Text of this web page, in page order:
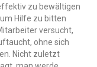
zu bewältigen
Hilfe zu bitten
versucht,
ohne sich
Nicht zuletzt